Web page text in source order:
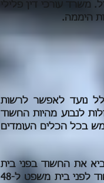
משרד עורכי דין פלילי
היממה.
נועד לאפשר לרשות
לנבוע מהיות החשוד
בכל הכלים העומדים
מעצר למשך 24 שעות אז חייב להביא את החשוד בפני בית
המשפט לצורך הארכת מעצרו. לקצין ממונה קיימת הסמכות להאריך את הבאת החשוד לפני בית משפט ל-48